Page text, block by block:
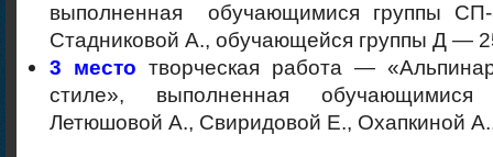
выполненная обучающимися группы
Стадниковой А., обучающейся группы Д —
3 место творческая работа —
стиле», выполненная
Летюшовой А., Свиридовой Е., Охапкиной